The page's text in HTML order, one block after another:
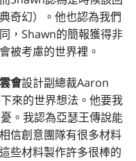
奇幻）。他也認為我們
，Shawn的簡報獲得非
被考慮的世界裡。
會設計副總裁Aaron
來的世界想法。他要我
。我認為亞瑟王傳說能
信創意團隊有很多材料
些材料製作許多很棒的